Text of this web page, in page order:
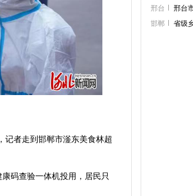
记者走到邯郸市滏东美食林超
码查验一体机投用，居民只
邢台
邢台
邯郸
省级